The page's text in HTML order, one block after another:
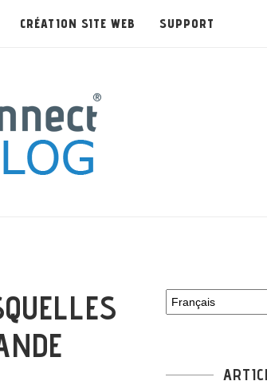
CRÉATION SITE WEB SUPPORT
Choisir
une